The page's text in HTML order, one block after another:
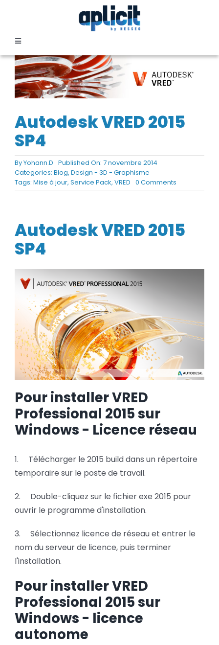
Toggle
Navigation
SECTEURS
FORMATION
SERVICES
TEMOIGNAGES
BLOG
Rechercher:
Autodesk VRED 2015
SP4
ByYohann.D Published On: 7 novembre 2014
Categories: Blog, Design - 3D - Graphisme
Tags: Mise à jour, Service Pack, VRED 0 Commentson
Autodesk
Autodesk VRED 2015
SP4
Pour installer VRED
Professional 2015 sur
Windows - Licence réseau
1. Télécharger le 2015 build dans un répertoire
temporaire sur le poste de travail.
2. Double-cliquez sur le fichier exe 2015 pour
ouvrir le programme d'installation.
3. Sélectionnez licence de réseau et entrer le
nom du serveur de licence, puis terminer
l'installation.
Pour installer VRED
Professional 2015 sur
Windows - licence
autonome